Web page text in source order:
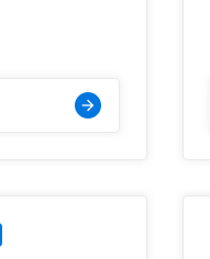
arrow_forward